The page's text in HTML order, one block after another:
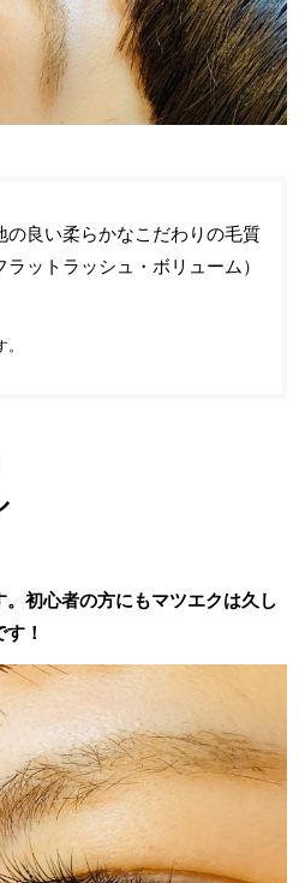
の良い柔らかなこだわりの毛質
ラットラッシュ・ボリューム）
初心者の方にもマツエクは久し
！